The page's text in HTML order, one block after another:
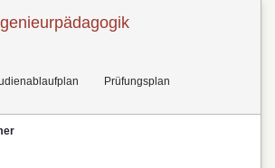
Prüfungsplan